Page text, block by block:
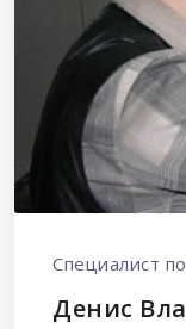
Специалист
Денис